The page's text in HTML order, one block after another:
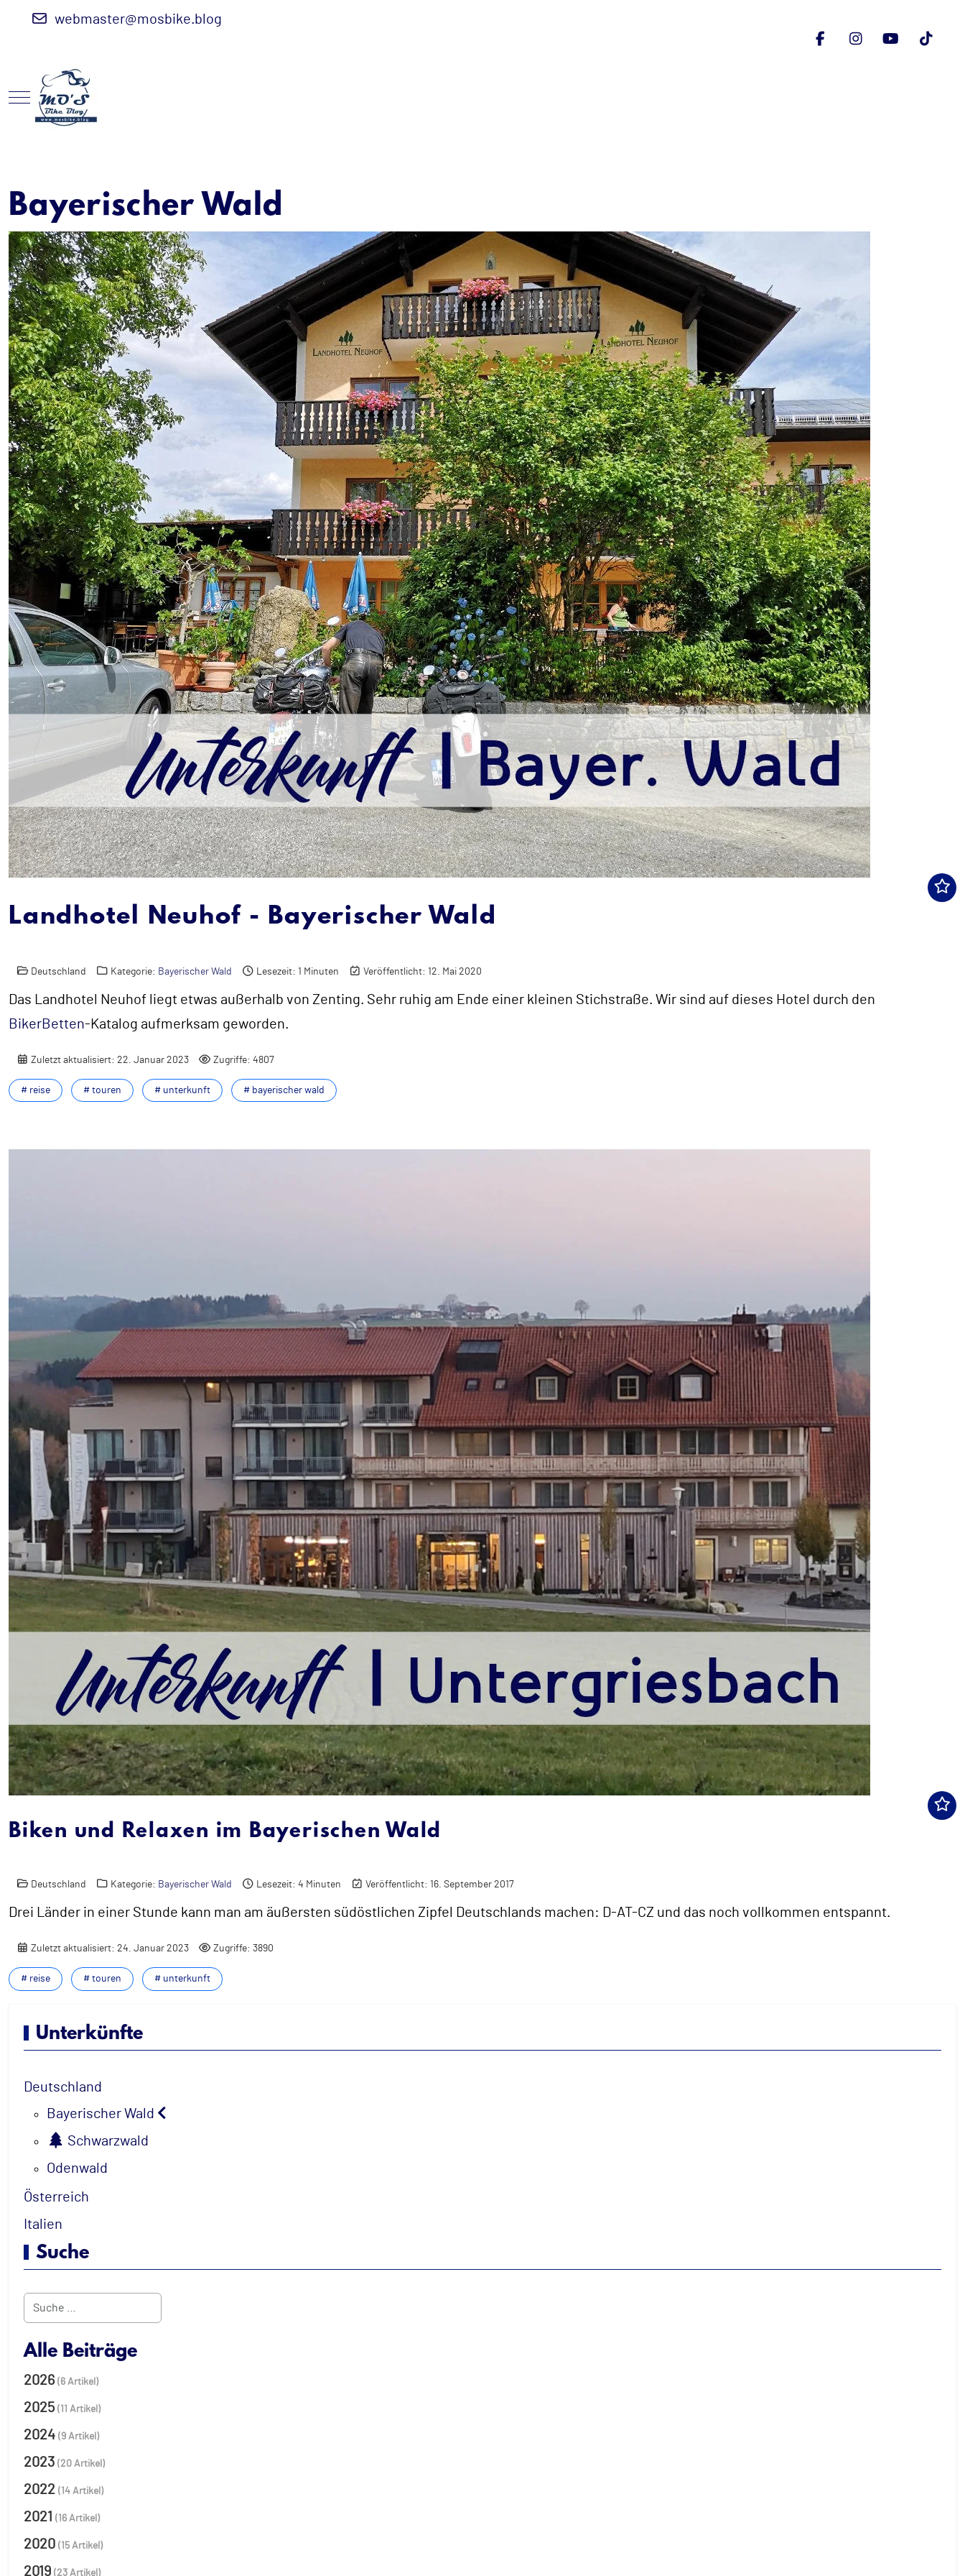
webmaster@mosbike.blog
Mobile Menu Toggle
Bayerischer Wald
Landhotel Neuhof - Bayerischer Wald
Deutschland Kategorie: Bayerischer Wald Lesezeit: 1 Minuten Veröffentlicht: 12. Mai 2020
Das Landhotel Neuhof liegt etwas außerhalb von Zenting. Sehr ruhig am Ende einer kleinen Stichstraße. Wir sind auf dieses Hotel durch den
BikerBetten-Katalog aufmerksam geworden.
Zuletzt aktualisiert: 22. Januar 2023 Zugriffe: 4807
# reise # touren # unterkunft # bayerischer wald
Biken und Relaxen im Bayerischen Wald
Deutschland Kategorie: Bayerischer Wald Lesezeit: 4 Minuten Veröffentlicht: 16. September 2017
Drei Länder in einer Stunde kann man am äußersten südöstlichen Zipfel Deutschlands machen: D-AT-CZ und das noch vollkommen entspannt.
Zuletzt aktualisiert: 24. Januar 2023 Zugriffe: 3890
# reise # touren # unterkunft
Unterkünfte
Deutschland
Bayerischer Wald
Schwarzwald
Odenwald
Österreich
Italien
Suche
Suchen
Alle Beiträge
2026 (6 Artikel)
2025 (11 Artikel)
2024 (9 Artikel)
2023 (20 Artikel)
2022 (14 Artikel)
2021 (16 Artikel)
2020 (15 Artikel)
2019 (23 Artikel)